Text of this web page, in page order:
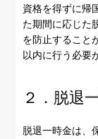
資格を得ずに帰
た期間に応じた
を防止すること
以内に行う必要
２．脱退
脱退一時金は、